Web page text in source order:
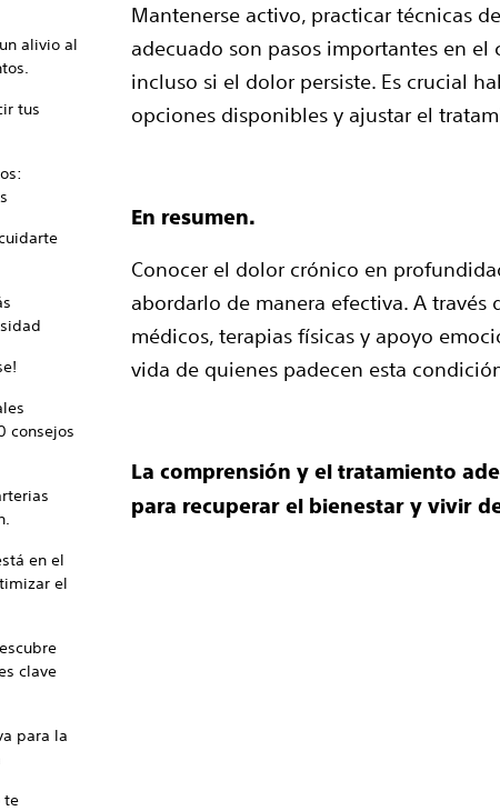
alivio al
tus
consejos
en el
el
clave
para la
te
Mantenerse activo, practicar técnicas
adecuado son pasos importantes en
incluso si el dolor persiste. Es crucial
opciones disponibles y ajustar el
En resumen.
Conocer el dolor crónico en
abordarlo de manera efectiva. A
médicos, terapias físicas y apoyo
vida de quienes padecen esta
La comprensión y el tratamiento
para recuperar el bienestar y vivir